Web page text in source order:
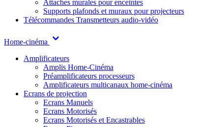
Attaches murales pour enceintes
Supports plafonds et muraux pour projecteurs
Télécommandes Transmetteurs audio-vidéo
Home-cinéma
Amplificateurs
Amplis Home-Cinéma
Préamplificateurs processeurs
Amplificateurs multicanaux home-cinéma
Ecrans de projection
Ecrans Manuels
Ecrans Motorisés
Ecrans Motorisés et Encastrables